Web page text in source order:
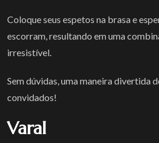
Coloque seus espetos na brasa e
escorram, resultando em uma
irresistível.
Sem dúvidas, uma maneira divertida
convidados!
Varal